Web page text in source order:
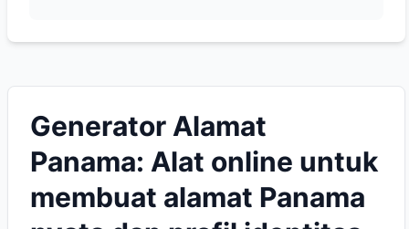
Generator Alamat
Panama: Alat online untuk
membuat alamat Panama